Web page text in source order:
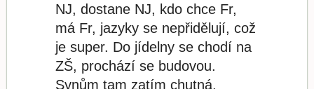
NJ, dostane NJ, kdo chce Fr,
má Fr, jazyky se nepřidělují, což
je super. Do jídelny se chodí na
ZŠ, prochází se budovou.
Synům tam zatím chutná,